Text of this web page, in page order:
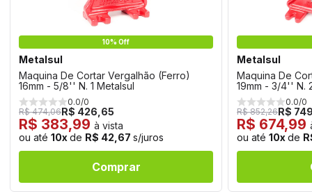
10% Off
Metalsul
Maquina De Cortar Vergalhão (Ferro)
16mm - 5/8'' N. 1 Metalsul
0.0/0
R$ 474,06R$ 426,65
R$ 383,99 à vista
ou até 10x de R$ 42,67 s/juros
Comprar
Metalsul
Maquina De
19mm - 3/4'' N.
0.0/0
R$ 852,26R$
R$ 674,99
ou até 10x de